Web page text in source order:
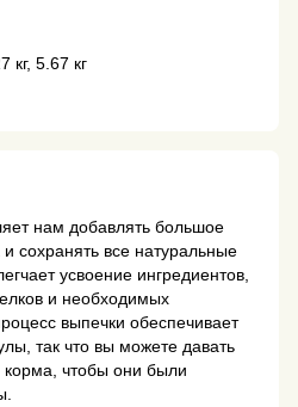
кг, 5.67 кг
нам добавлять большое
сохранять все натуральные
усвоение ингредиентов,
и необходимых
выпечки обеспечивает
так что вы можете давать
чтобы они были